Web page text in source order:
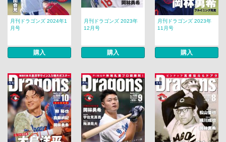
月刊ドラゴンズ 2024年1
月号
購入
月刊ドラゴンズ 2023年
12月号
購入
月刊ドラゴンズ 2023年
11月号
購入